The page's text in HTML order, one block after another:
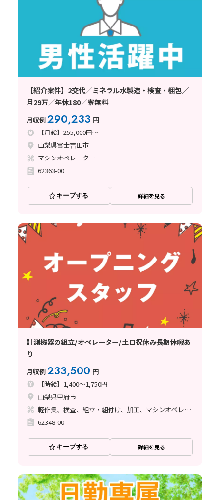
【紹介案件】2交代／ミネラル水製造・検査・梱包／
月29万／年休180／寮無料
月収例290,233 円
【月給】255,000円～
山梨県富士吉田市
マシンオペレーター
62363-00
キープする 詳細を見る
計測機器の組立/オペレーター/土日祝休み長期休暇あ
り
月収例233,500 円
【時給】1,400～1,750円
山梨県甲府市
軽作業、検査、組立・組付け、加工、マシンオペレーター、清掃・洗浄、ハンダ付け、立ち作業
62348-00
キープする 詳細を見る